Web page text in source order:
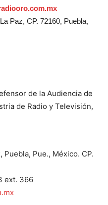
Paz, CP. 72160, Puebla,
de la Audiencia de
de Radio y Televisión,
Puebla, Pue., México. CP.
ext. 366